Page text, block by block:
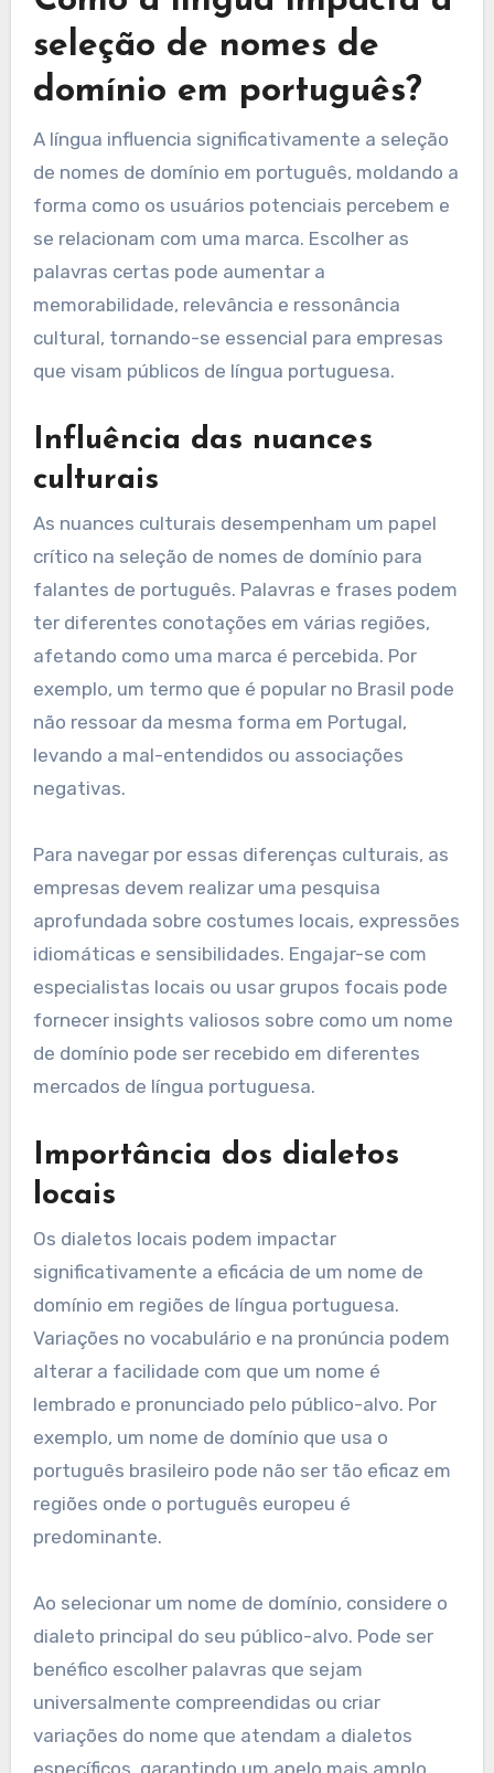
seleção de nomes de
domínio em português?
A língua influencia significativamente a seleção
de nomes de domínio em português, moldando a
forma como os usuários potenciais percebem e
se relacionam com uma marca. Escolher as
palavras certas pode aumentar a
memorabilidade, relevância e ressonância
cultural, tornando-se essencial para empresas
que visam públicos de língua portuguesa.
Influência das nuances
culturais
As nuances culturais desempenham um papel
crítico na seleção de nomes de domínio para
falantes de português. Palavras e frases podem
ter diferentes conotações em várias regiões,
afetando como uma marca é percebida. Por
exemplo, um termo que é popular no Brasil pode
não ressoar da mesma forma em Portugal,
levando a mal-entendidos ou associações
negativas.
Para navegar por essas diferenças culturais, as
empresas devem realizar uma pesquisa
aprofundada sobre costumes locais, expressões
idiomáticas e sensibilidades. Engajar-se com
especialistas locais ou usar grupos focais pode
fornecer insights valiosos sobre como um nome
de domínio pode ser recebido em diferentes
mercados de língua portuguesa.
Importância dos dialetos
locais
Os dialetos locais podem impactar
significativamente a eficácia de um nome de
domínio em regiões de língua portuguesa.
Variações no vocabulário e na pronúncia podem
alterar a facilidade com que um nome é
lembrado e pronunciado pelo público-alvo. Por
exemplo, um nome de domínio que usa o
português brasileiro pode não ser tão eficaz em
regiões onde o português europeu é
predominante.
Ao selecionar um nome de domínio, considere o
dialeto principal do seu público-alvo. Pode ser
benéfico escolher palavras que sejam
universalmente compreendidas ou criar
variações do nome que atendam a dialetos